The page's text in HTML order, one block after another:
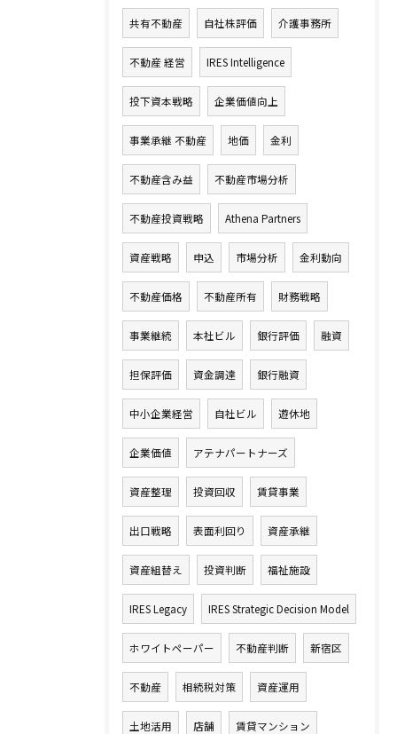
共有不動産 自社株評価 介護事務所
不動産 経営 IRES Intelligence
投下資本戦略 企業価値向上
事業承継 不動産 地価 金利
不動産含み益 不動産市場分析
不動産投資戦略 Athena Partners
資産戦略 申込 市場分析 金利動向
不動産価格 不動産所有 財務戦略
事業継続 本社ビル 銀行評価 融資
担保評価 資金調達 銀行融資
中小企業経営 自社ビル 遊休地
企業価値 アテナパートナーズ
資産整理 投資回収 賃貸事業
出口戦略 表面利回り 資産承継
資産組替え 投資判断 福祉施設
IRES Legacy IRES Strategic Decision Model
ホワイトペーパー 不動産判断 新宿区
不動産 相続税対策 資産運用
土地活用 店舗 賃貸マンション